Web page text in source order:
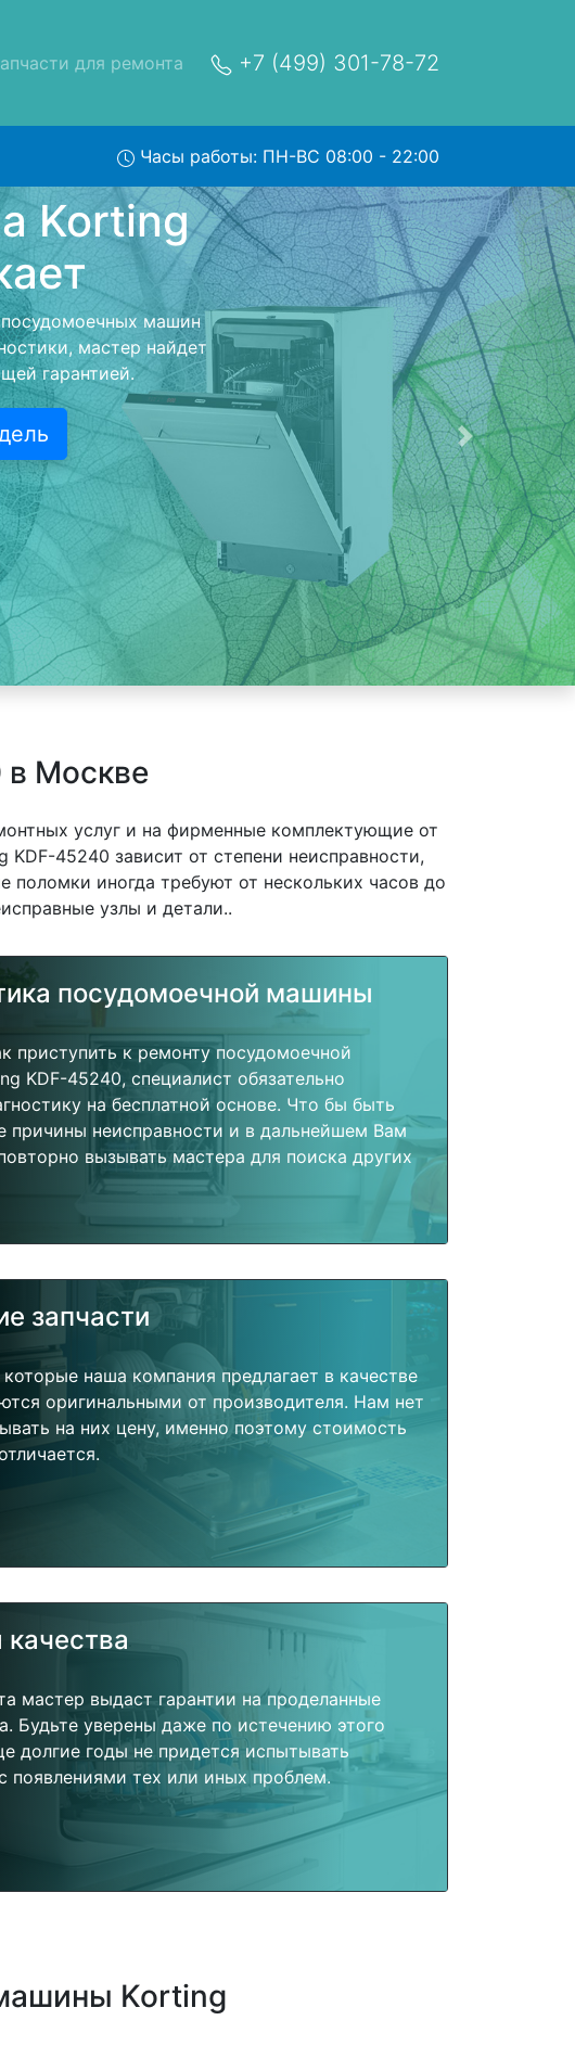
для ремонта +7 (499) 301-78-72
Часы работы: ПН-ВС 08:00 - 22:00
Korting
в сервисный центр и
заберет Вашу
ремонта. Оговоренная
обратно.
Следующая
в Москве
услуг и на фирменные комплектующие от
45240 зависит от степени неисправности,
иногда требуют от нескольких часов до
узлы и детали..
посудомоечной машины
приступить к ремонту посудомоечной
KDF-45240, специалист обязательно
на бесплатной основе. Что бы быть
причины неисправности и в дальнейшем Вам
вызывать мастера для поиска других
запчасти
которые наша компания предлагает в качестве
оригинальными от производителя. Нам нет
на них цену, именно поэтому стоимость
качества
мастер выдаст гарантии на проделанные
Будьте уверены даже по истечению этого
долгие годы не придется испытывать
появлениями тех или иных проблем.
Korting